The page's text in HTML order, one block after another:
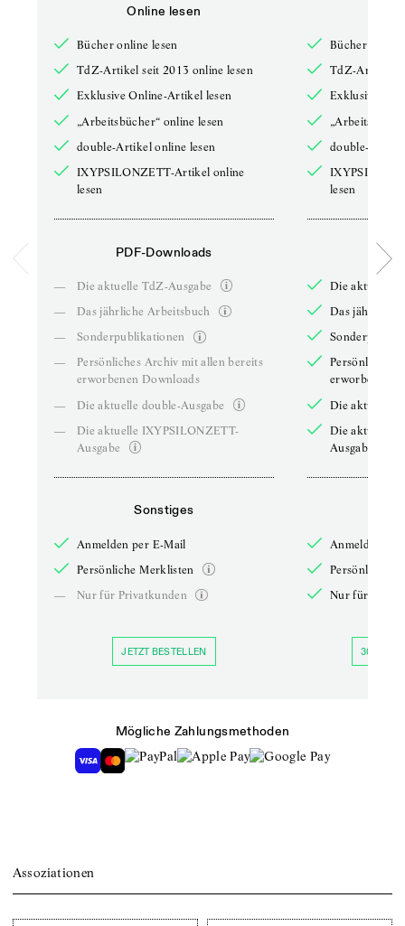
Online lesen
Bücher online lesen
TdZ-Artikel seit 2013 online lesen
Exklusive Online-Artikel lesen
„Arbeitsbücher“ online lesen
double-Artikel online lesen
IXYPSILONZETT-Artikel online
lesen
PDF-Downloads
—
Die aktuelle TdZ-Ausgabe
—
Das jährliche Arbeitsbuch
—
Sonderpublikationen
—
Persönliches Archiv mit allen bereits
erworbenen Downloads
—
Die aktuelle double-Ausgabe
—
Die aktuelle IXYPSILONZETT-
Ausgabe
Sonstiges
Anmelden per E-Mail
Persönliche Merklisten
—
Nur für Privatkunden
JETZT BESTELLEN
Bücher online
TdZ-Artikel
Exklusive
double-
lesen
Die aktuelle
Das jährliche
Persönliches
erworbenen
Die aktuelle
Die aktuelle
Ausgabe
Anmelden
Persönliche
Nur für
30 TAGE
Mögliche Zahlungsmethoden
Assoziationen